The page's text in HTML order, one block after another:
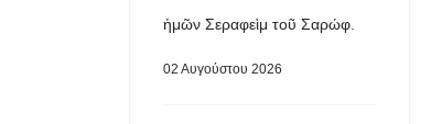
ἡμῶν Σεραφεὶμ τοῦ Σαρώφ.
02 Αυγούστου 2026